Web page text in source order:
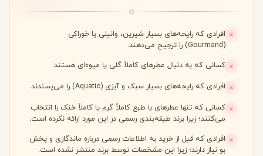
افرادی که رایحه‌های بسیار شیرین، وانیلی یا خوراکی
(Gourmand) را ترجیح می‌دهند.
کسانی که به دنبال عطرهای کاملاً گلی یا میوه‌ای هستند.
افرادی که رایحه‌های بسیار سبک و آبزی (Aquatic) را می‌پسندند.
کسانی که تنها عطرهای با طبع کاملاً گرم یا کاملاً خنک را انتخاب
می‌کنند؛ زیرا برند طبقه‌بندی رسمی در این مورد ارائه نکرده است.
افرادی که قبل از خرید به اطلاعات رسمی درباره ماندگاری و پخش
بو نیاز دارند؛ زیرا این مشخصات توسط برند منتشر نشده است.